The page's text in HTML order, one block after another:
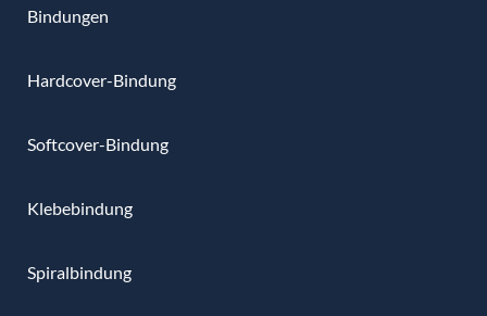
Bindungen
Hardcover-Bindung
Softcover-Bindung
Klebebindung
Spiralbindung